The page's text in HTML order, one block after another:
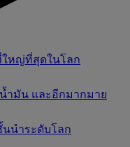
ใหญ่ที่สุดในโลก
ำมัน และอีกมากมาย
นำระดับโลก